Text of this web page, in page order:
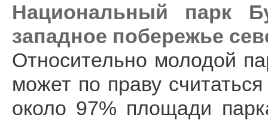
Национальный парк
западное побережье
Относительно молодой
может по праву
около 97% площади